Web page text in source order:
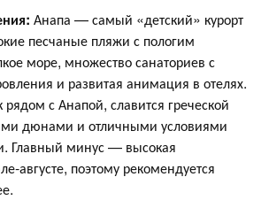
Анапа — самый «детский» курорт
песчаные пляжи с пологим
море, множество санаториев с
и развитая анимация в отелях.
с Анапой, славится греческой
дюнами и отличными условиями
Главный минус — высокая
августе, поэтому рекомендуется
.